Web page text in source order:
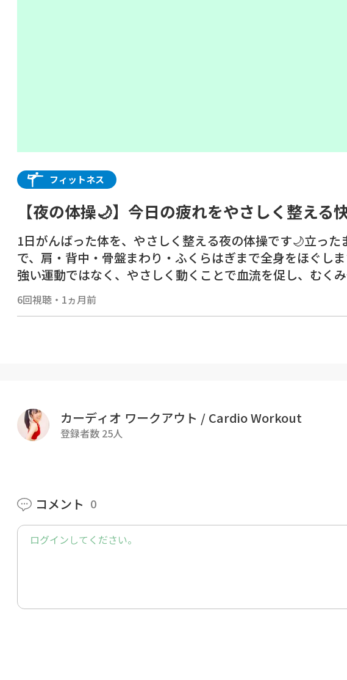
フィットネス
【夜の体操🌙】今日の疲れをやさしく整える
1日がんばった体を、やさしく整える夜の体操です🌙立っ
で、肩・背中・骨盤まわり・ふくらはぎまで全身をほぐし
強い運動ではなく、やさしく動くことで血流を促し、むく
え、眠りやすい体へと導きます😴寝る前の夜ルーティンや
す🌌
- 難度★☆☆
- 時間 : 7分
- BPM : 120
▸ 健康状態が良好なときにご利用ください
▸ 動ける場所を確保し、足元が滑らない環境で行いましょう
▸ 適宜、水分補給を行いましょう
▸ 体調に違和感を感じたら、無理せず運動を中断してくだ
▸ ご自身の体調や運動レベルに合わせて無理のない範囲で
6回視聴 ・ 1ヵ月前
カーディオ ワークアウト / Cardio Workout
登録者数 25人
コメント 0
ログインしてください。